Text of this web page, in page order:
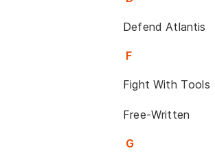
Defend Atlantis
F
Fight With Tools
Free-Written
G